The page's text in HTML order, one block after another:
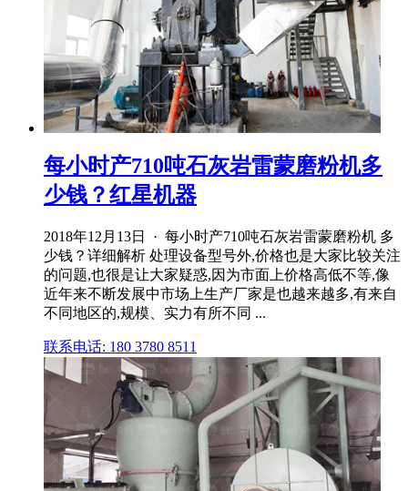
每小时产710吨石灰岩雷蒙磨粉机多
少钱？红星机器
2018年12月13日 · 每小时产710吨石灰岩雷蒙磨粉机 多
少钱？详细解析 处理设备型号外,价格也是大家比较关注
的问题,也很是让大家疑惑,因为市面上价格高低不等,像
近年来不断发展中市场上生产厂家是也越来越多,有来自
不同地区的,规模、实力有所不同 ...
联系电话: 180 3780 8511